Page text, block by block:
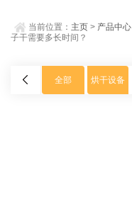
当前位置： 主页 > 产品中心
子干需要多长时间？
全部 烘干设备